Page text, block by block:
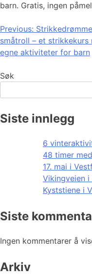
barn. Gratis, ingen
Previous:
småtroll – et strikkekurs
egne aktiviteter for barn
Søk
Siste innlegg
6
48 timer
17. mai i
Vikingveien i
Kyststiene i
Siste
Ingen kommentarer å
Arkiv